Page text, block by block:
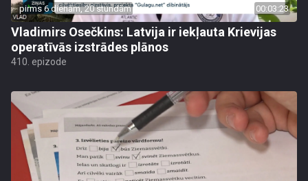
pirms 6 dienām, 20 stundām 00:03:23
Vladimirs Osečkins: Latvija ir iekļauta Krievijas
operatīvās izstrādes plānos
410. epizode